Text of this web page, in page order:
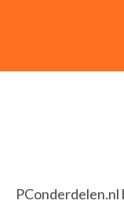
PConderdelen.nl